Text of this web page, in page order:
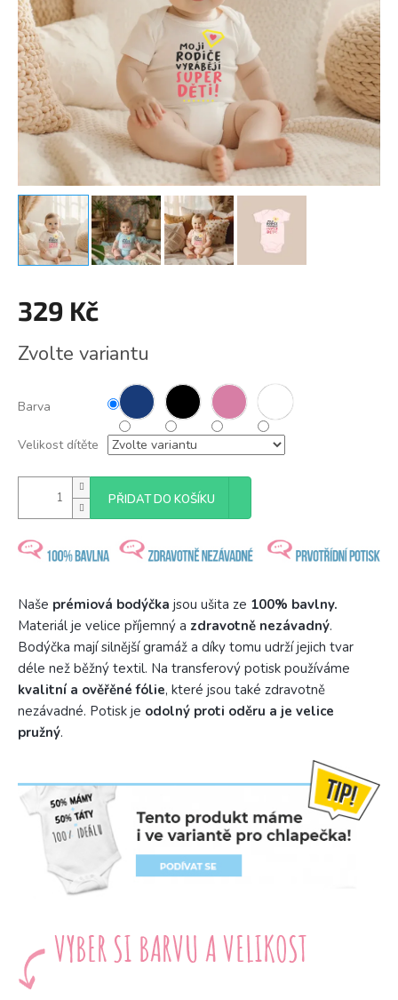
329 Kč
cena:
Zvolte variantu
Barva
Velikost dítěte
PŘIDAT DO KOŠÍKU
Naše prémiová bodýčka jsou ušita ze 100% bavlny.
Materiál je velice příjemný a zdravotně nezávadný.
Bodýčka mají silnější gramáž a díky tomu udrží jejich tvar
déle než běžný textil. Na transferový potisk používáme
kvalitní a ověřěné fólie, které jsou také zdravotně
nezávadné. Potisk je odolný proti oděru a je velice
pružný.